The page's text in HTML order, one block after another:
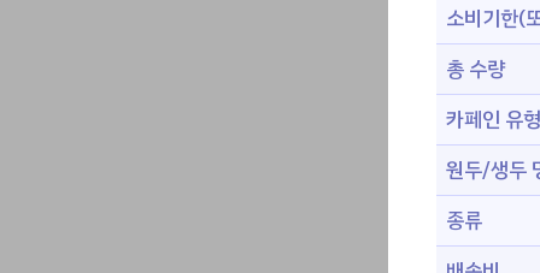
소비기한(
총 수량
카페인 유형
원두/생두
종류